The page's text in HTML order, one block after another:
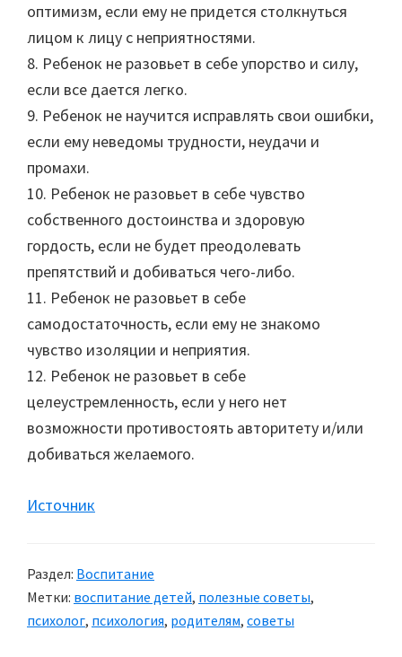
оптимизм, если ему не придется столкнуться
лицом к лицу с неприятностями.
8. Ребенок не разовьет в себе упорство и силу,
если все дается легко.
9. Ребенок не научится исправлять свои ошибки,
если ему неведомы трудности, неудачи и
промахи.
10. Ребенок не разовьет в себе чувство
собственного достоинства и здоровую
гордость, если не будет преодолевать
препятствий и добиваться чего-либо.
11. Ребенок не разовьет в себе
самодостаточность, если ему не знакомо
чувство изоляции и неприятия.
12. Ребенок не разовьет в себе
целеустремленность, если у него нет
возможности противостоять авторитету и/или
добиваться желаемого.
Источник
Раздел: Воспитание
Метки: воспитание детей, полезные советы,
психолог, психология, родителям, советы